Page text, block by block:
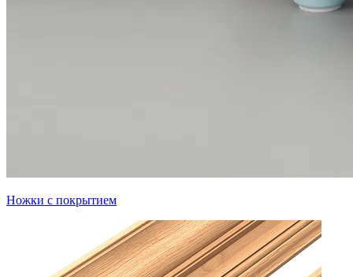
Ножки с покрытием